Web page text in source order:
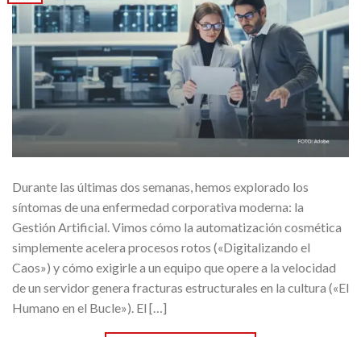
Durante las últimas dos semanas, hemos explorado los
síntomas de una enfermedad corporativa moderna: la
Gestión Artificial. Vimos cómo la automatización cosmética
simplemente acelera procesos rotos («Digitalizando el
Caos») y cómo exigirle a un equipo que opere a la velocidad
de un servidor genera fracturas estructurales en la cultura («El
Humano en el Bucle»). El […]